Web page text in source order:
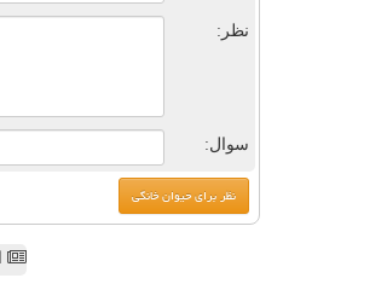
نظر:
سوال: